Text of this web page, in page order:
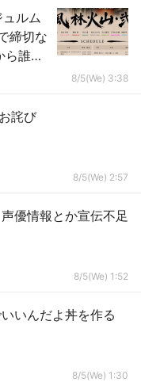
ュルム
締切な
誰か
8/5(We) 3:38
詫び
8/5(We) 2:57
優情報とか宣伝不足
8/5(We) 1:52
いんだよ丼を作る
8/5(We) 1:30